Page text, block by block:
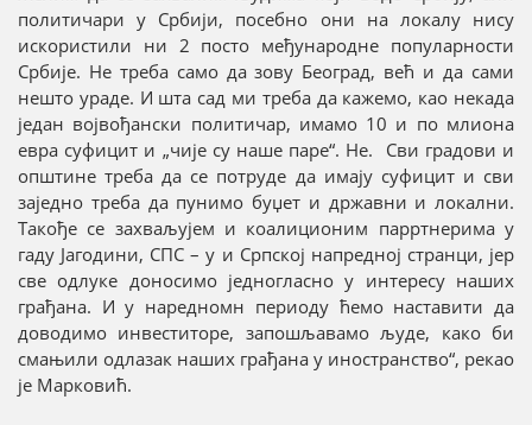
политичари у Србији, посебно они на локалу нису
искористили ни 2 посто међународне популарности
Србије. Не треба само да зову Београд, већ и да сами
нешто ураде. И шта сад ми треба да кажемо, као некада
један војвођански политичар, имамо 10 и по млиона
евра суфицит и „чије су наше паре“. Не. Сви градови и
општине треба да се потруде да имају суфицит и сви
заједно треба да пунимо буџет и државни и локални.
Такође се захваљујем и коалиционим парртнерима у
гаду Јагодини, СПС – у и Српској напредној странци, јер
све одлуке доносимо једногласно у интересу наших
грађана. И у наредномн периоду ћемо наставити да
доводимо инвеститоре, запошљавамо људе, како би
смањили одлазак наших грађана у иностранство“, рекао
је Марковић.